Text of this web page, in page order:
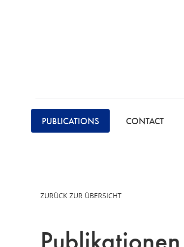
PUBLICATIONS CONTACT
ZURÜCK ZUR ÜBERSICHT